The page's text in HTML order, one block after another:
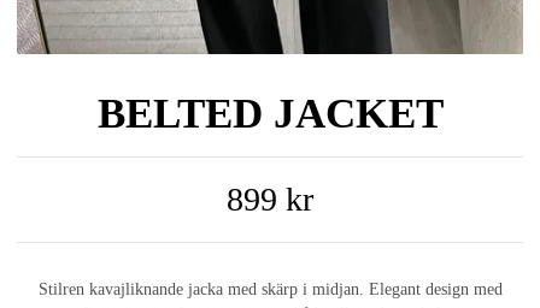
BELTED JACKET
899 kr
Stilren kavajliknande jacka med skärp i midjan. Elegant design med